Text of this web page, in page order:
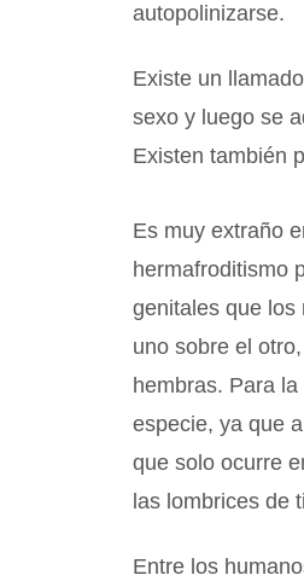
autopolinizarse.
Existe un
sexo y luego se
Existen también
Es muy extraño
hermafroditismo
genitales que los
uno sobre el
hembras. Para
especie, ya que
que solo ocurre
las lombrices de
Entre los